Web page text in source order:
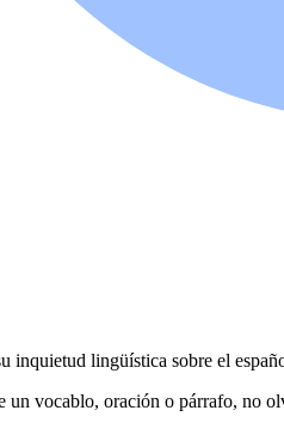
inquietud lingüística sobre el
un vocablo, oración o párrafo, no